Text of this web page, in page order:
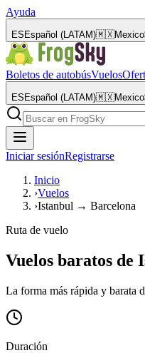
Ayuda
ES Español (LATAM)🇲🇽Mexico
Boletos de autobúsVuelos
ES Español (LATAM)🇲🇽Mexico
Iniciar sesiónRegistrarse
Inicio
›Vuelos
›Istanbul → Barcelona
Ruta de vuelo
Vuelos baratos de
La forma más rápida y barata
Duración